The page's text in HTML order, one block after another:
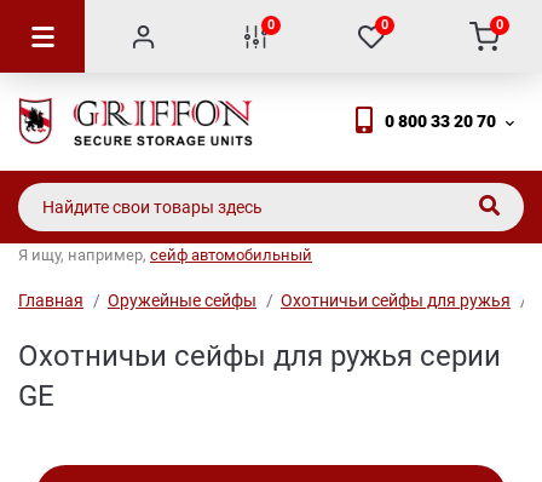
0 0 0
0 800 33 20 70
Я ищу, например, сейф автомобильный
Главная Оружейные сейфы Охотничьи сейфы для ружья
Охотничьи сейфы для ружья серии
GE